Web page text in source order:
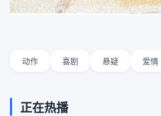
动作 喜剧 悬疑 爱情
正在热播